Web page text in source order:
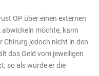
OP über einen externen
möchte, kann
Chirurg jedoch nicht in den
das Geld vom jeweiligen
so als würde er die